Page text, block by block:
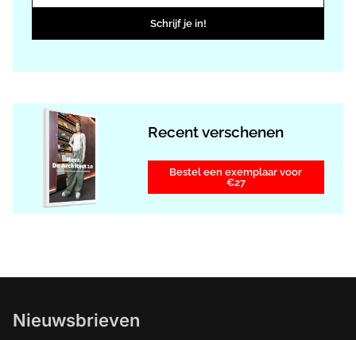
Schrijf je in!
Recent verschenen
Bestel een exemplaar voor
€27
Nieuwsbrieven